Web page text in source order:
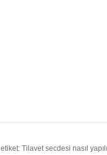
etiket: Tilavet secdesi nasıl